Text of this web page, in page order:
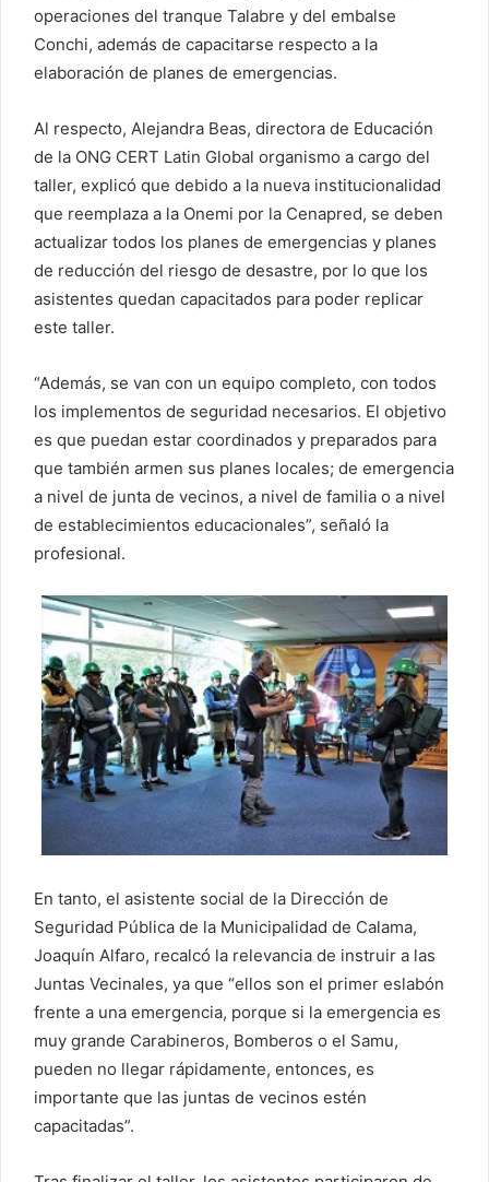
operaciones del tranque Talabre y del embalse
Conchi, además de capacitarse respecto a la
elaboración de planes de emergencias.
Al respecto, Alejandra Beas, directora de Educación
de la ONG CERT Latin Global organismo a cargo del
taller, explicó que debido a la nueva institucionalidad
que reemplaza a la Onemi por la Cenapred, se deben
actualizar todos los planes de emergencias y planes
de reducción del riesgo de desastre, por lo que los
asistentes quedan capacitados para poder replicar
este taller.
“Además, se van con un equipo completo, con todos
los implementos de seguridad necesarios. El objetivo
es que puedan estar coordinados y preparados para
que también armen sus planes locales; de emergencia
a nivel de junta de vecinos, a nivel de familia o a nivel
de establecimientos educacionales”, señaló la
profesional.
En tanto, el asistente social de la Dirección de
Seguridad Pública de la Municipalidad de Calama,
Joaquín Alfaro, recalcó la relevancia de instruir a las
Juntas Vecinales, ya que “ellos son el primer eslabón
frente a una emergencia, porque si la emergencia es
muy grande Carabineros, Bomberos o el Samu,
pueden no llegar rápidamente, entonces, es
importante que las juntas de vecinos estén
capacitadas”.